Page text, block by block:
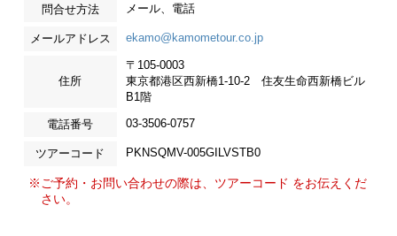
問合せ方法 メール、電話
メールアドレス ekamo@kamometour.co.jp
住所
〒105-0003
東京都港区西新橋1-10-2 住友生命西新橋ビル
B1階
電話番号 03-3506-0757
ツアーコード PKNSQMV-005GILVSTB0
※ご予約・お問い合わせの際は、ツアーコード をお伝えくだ
さい。